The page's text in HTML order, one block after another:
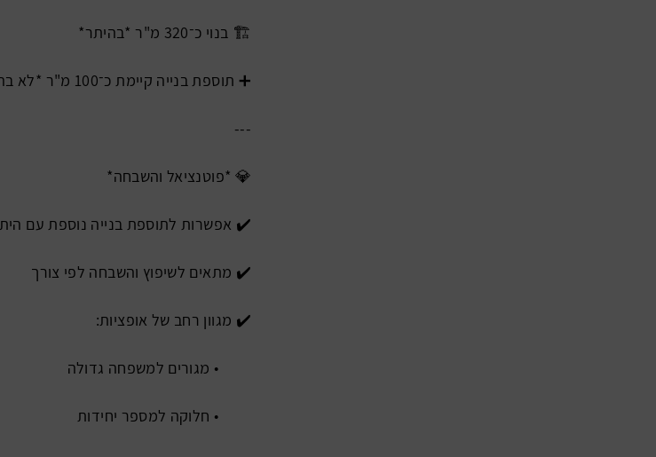
🏗️ בנוי כ־320 מ"ר *בהיתר*
➕ תוספת בנייה קיימת כ־100 מ"ר *לא בהיתר*
---
💎 *פוטנציאל והשבחה*
✔️ אפשרות לתוספת בנייה נוספת עם
✔️ מתאים לשיפוץ והשבחה לפי צורך
✔️ מגוון רחב של אופציות:
• מגורים למשפחה גדולה
• חלוקה למספר יחידות